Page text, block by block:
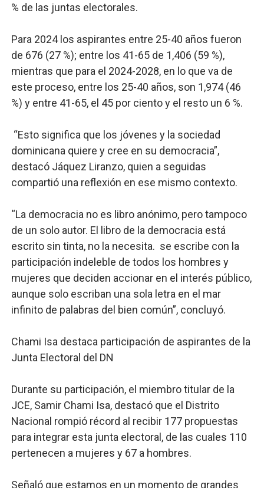
% de las juntas electorales.
Para 2024 los aspirantes entre 25-40 años fueron
de 676 (27 %); entre los 41-65 de 1,406 (59 %),
mientras que para el 2024-2028, en lo que va de
este proceso, entre los 25-40 años, son 1,974 (46
%) y entre 41-65, el 45 por ciento y el resto un 6 %.
“Esto significa que los jóvenes y la sociedad
dominicana quiere y cree en su democracia”,
destacó Jáquez Liranzo, quien a seguidas
compartió una reflexión en ese mismo contexto.
“La democracia no es libro anónimo, pero tampoco
de un solo autor. El libro de la democracia está
escrito sin tinta, no la necesita. se escribe con la
participación indeleble de todos los hombres y
mujeres que deciden accionar en el interés público,
aunque solo escriban una sola letra en el mar
infinito de palabras del bien común”, concluyó.
Chami Isa destaca participación de aspirantes de la
Junta Electoral del DN
Durante su participación, el miembro titular de la
JCE, Samir Chami Isa, destacó que el Distrito
Nacional rompió récord al recibir 177 propuestas
para integrar esta junta electoral, de las cuales 110
pertenecen a mujeres y 67 a hombres.
Señaló que estamos en un momento de grandes